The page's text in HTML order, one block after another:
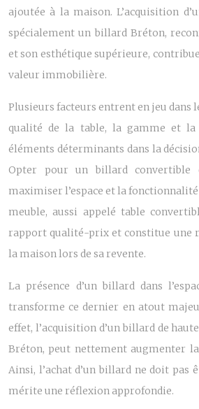
ajoutée à la maison. L’acquisition
spécialement un billard Bréton,
et son esthétique supérieure,
valeur immobilière.
Plusieurs facteurs entrent en jeu dans
qualité de la table, la gamme et la
éléments déterminants dans la
Opter pour un billard convertible
maximiser l’espace et la fonctionnalité
meuble, aussi appelé table
rapport qualité-prix et constitue une
la maison lors de sa revente.
La présence d’un billard dans
transforme ce dernier en atout
effet, l’acquisition d’un billard de
Bréton, peut nettement augmenter
Ainsi, l’achat d’un billard ne doit pas
mérite une réflexion approfondie.